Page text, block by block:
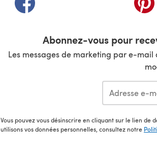
Abonnez-vous pour
Les messages de marketing par e-mail
Vous pouvez vous désinscrire en cliquant sur le lien
utilisons vos données personnelles, consultez notre